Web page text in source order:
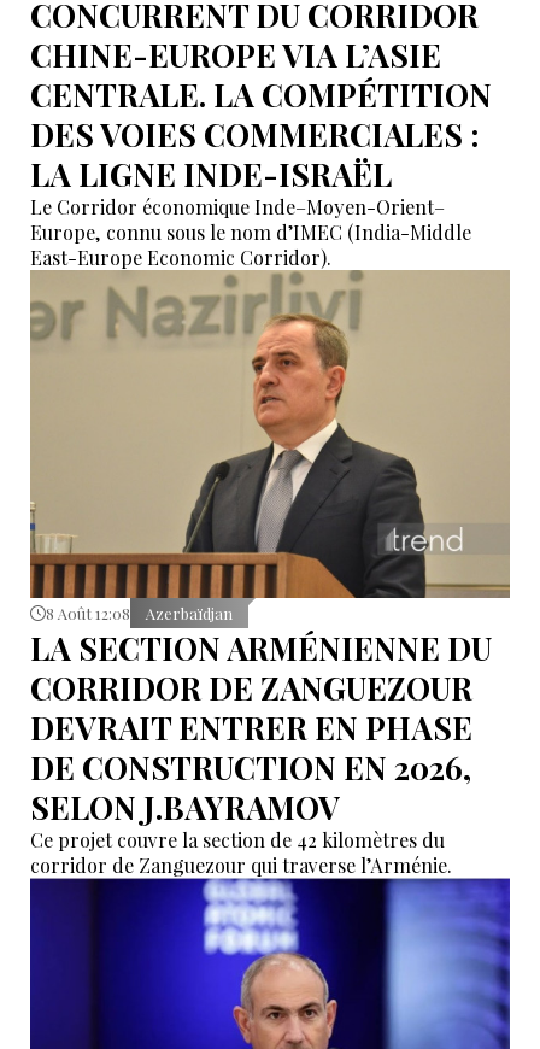
CONCURRENT DU CORRIDOR
CHINE-EUROPE VIA L’ASIE
CENTRALE. LA COMPÉTITION
DES VOIES COMMERCIALES :
LA LIGNE INDE-ISRAËL
Le Corridor économique Inde–Moyen-Orient–
Europe, connu sous le nom d’IMEC (India-Middle
East-Europe Economic Corridor).
8 Août 12:08 Azerbaïdjan
LA SECTION ARMÉNIENNE DU
CORRIDOR DE ZANGUEZOUR
DEVRAIT ENTRER EN PHASE
DE CONSTRUCTION EN 2026,
SELON J.BAYRAMOV
Ce projet couvre la section de 42 kilomètres du
corridor de Zanguezour qui traverse l’Arménie.